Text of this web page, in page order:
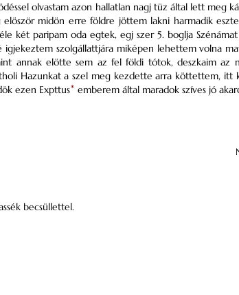
olvastam azon hallatlan nagj tüz által lett meg
midön erre földre jöttem lakni harmadik
két paripam oda egtek, egj szer 5. boglja
szolgállattjára miképen lehettem volna
annak elötte sem az fel földi tótok, deszkaim az
Hazunkat a szel meg kezdette arra köttettem, itt
ezen Expttus* emberem által maradok szíves jó
becsüllettel.